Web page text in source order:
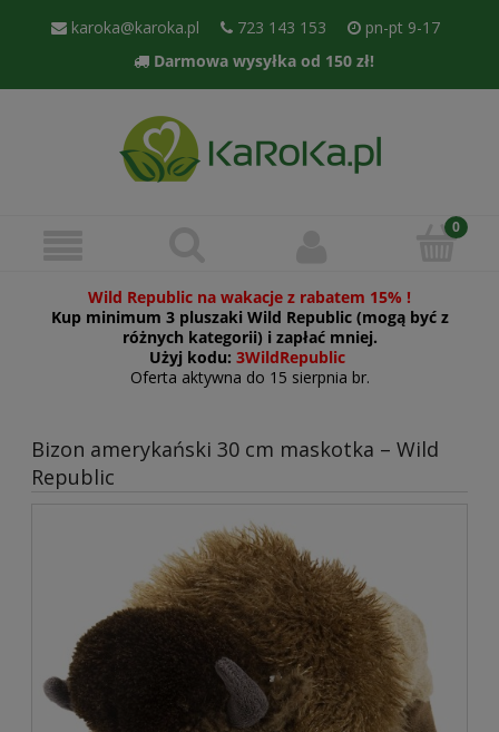
karoka@karoka.pl 723 143 153
pn-pt 9-17
Darmowa wysyłka od 150 zł!
Wild Republic na wakacje z rabatem 15% !
Kup minimum 3 pluszaki Wild Republic (mogą być z
różnych kategorii) i zapłać mniej.
Użyj kodu: 3WildRepublic
Oferta aktywna do 15 sierpnia br.
Bizon amerykański 30 cm maskotka – Wild
Republic